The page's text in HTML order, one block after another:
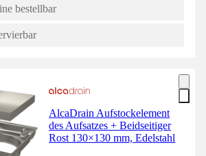
bestellbar
AlcaDrain Aufstockelement
des Aufsatzes + Beidseitiger
Rost 130×130 mm, Edelstahl